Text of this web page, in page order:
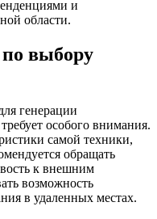
и
области.
выбору
генерации
особого внимания.
самой техники,
обращать
к внешним
возможность
в удаленных местах.